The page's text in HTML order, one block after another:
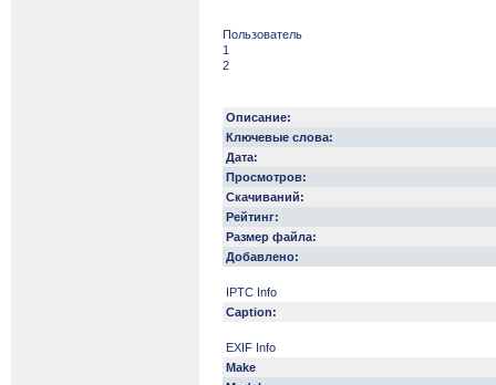
Пользователь
1
2
Описание:
Ключевые слова:
Дата:
Просмотров:
Скачиваний:
Рейтинг:
Размер файла:
Добавлено:
IPTC Info
Caption:
EXIF Info
Make